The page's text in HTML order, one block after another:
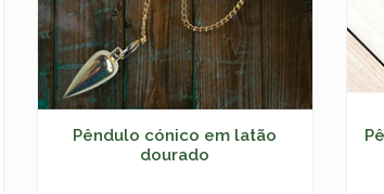
Pêndulo cónico em latão
dourado